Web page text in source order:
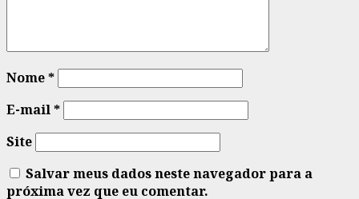
Nome*
E-mail*
Site
Salvar meus dados neste navegador para a
próxima vez que eu comentar.